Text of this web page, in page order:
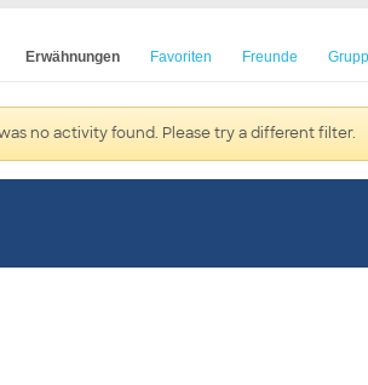
Erwähnungen Favoriten Freunde
no activity found. Please try a different filter.